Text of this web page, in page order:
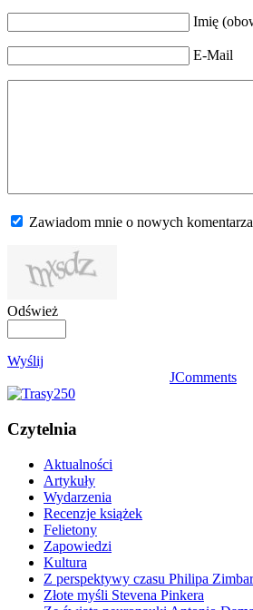
Imię
E-Mail
Zawiadom mnie o nowych
Odśwież
Wyślij
JComments
Czytelnia
Aktualności
Artykuły
Wydarzenia
Recenzje książek
Felietony
Zapowiedzi
Kultura
Z perspektywy czasu Philipa
Złote myśli Stevena Pinkera